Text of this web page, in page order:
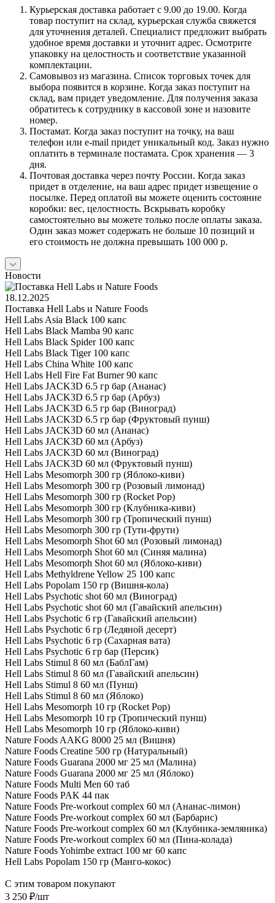
Курьерская доставка работает с 9.00 до 19.00. Когда
товар поступит на склад, курьерская служба свяжется
для уточнения деталей. Специалист предложит выбрать
удобное время доставки и уточнит адрес. Осмотрите
упаковку на целостность и соответствие указанной
комплектации.
Самовывоз из магазина. Список торговых точек для
выбора появится в корзине. Когда заказ поступит на
склад, вам придет уведомление. Для получения заказа
обратитесь к сотруднику в кассовой зоне и назовите
номер.
Постамат. Когда заказ поступит на точку, на ваш
телефон или e-mail придет уникальный код. Заказ нужно
оплатить в терминале постамата. Срок хранения — 3
дня.
Почтовая доставка через почту России. Когда заказ
придет в отделение, на ваш адрес придет извещение о
посылке. Перед оплатой вы можете оценить состояние
коробки: вес, целостность. Вскрывать коробку
самостоятельно вы можете только после оплаты заказа.
Один заказ может содержать не больше 10 позиций и
его стоимость не должна превышать 100 000 р.
Новости
18.12.2025
Поставка Hell Labs и Nature Foods
Hell Labs Asia Black 100 капс
Hell Labs Black Mamba 90 капс
Hell Labs Black Spider 100 капс
Hell Labs Black Tiger 100 капс
Hell Labs China White 100 капс
Hell Labs Hell Fire Fat Burner 90 капс
Hell Labs JACK3D 6.5 гр бар (Ананас)
Hell Labs JACK3D 6.5 гр бар (Арбуз)
Hell Labs JACK3D 6.5 гр бар (Виноград)
Hell Labs JACK3D 6.5 гр бар (Фруктовый пунш)
Hell Labs JACK3D 60 мл (Ананас)
Hell Labs JACK3D 60 мл (Арбуз)
Hell Labs JACK3D 60 мл (Виноград)
Hell Labs JACK3D 60 мл (Фруктовый пунш)
Hell Labs Mesomorph 300 гр (Яблоко-киви)
Hell Labs Mesomorph 300 гр (Розовый лимонад)
Hell Labs Mesomorph 300 гр (Rocket Pop)
Hell Labs Mesomorph 300 гр (Клубника-киви)
Hell Labs Mesomorph 300 гр (Тропический пунш)
Hell Labs Mesomorph 300 гр (Тути-фрути)
Hell Labs Mesomorph Shot 60 мл (Розовый лимонад)
Hell Labs Mesomorph Shot 60 мл (Синяя малина)
Hell Labs Mesomorph Shot 60 мл (Яблоко-киви)
Hell Labs Methyldrene Yellow 25 100 капс
Hell Labs Popolam 150 гр (Вишня-кола)
Hell Labs Psychotic shot 60 мл (Виноград)
Hell Labs Psychotic shot 60 мл (Гавайский апельсин)
Hell Labs Psychotic 6 гр (Гавайский апельсин)
Hell Labs Psychotic 6 гр (Ледяной десерт)
Hell Labs Psychotic 6 гр (Сахарная вата)
Hell Labs Psychotic 6 гр бар (Персик)
Hell Labs Stimul 8 60 мл (БаблГам)
Hell Labs Stimul 8 60 мл (Гавайский апельсин)
Hell Labs Stimul 8 60 мл (Пунш)
Hell Labs Stimul 8 60 мл (Яблоко)
Hell Labs Mesomorph 10 гр (Rocket Pop)
Hell Labs Mesomorph 10 гр (Тропический пунш)
Hell Labs Mesomorph 10 гр (Яблоко-киви)
Nature Foods AAKG 8000 25 мл (Вишня)
Nature Foods Creatine 500 гр (Натуральный)
Nature Foods Guarana 2000 мг 25 мл (Малина)
Nature Foods Guarana 2000 мг 25 мл (Яблоко)
Nature Foods Multi Men 60 таб
Nature Foods PAK 44 пак
Nature Foods Pre-workout complex 60 мл (Ананас-лимон)
Nature Foods Pre-workout complex 60 мл (Барбарис)
Nature Foods Pre-workout complex 60 мл (Клубника-земляника)
Nature Foods Pre-workout complex 60 мл (Пина-колада)
Nature Foods Yohimbe extract 100 мг 60 капс
Hell Labs Popolam 150 гр (Манго-кокос)
С этим товаром покупают
3 250 ₽/шт